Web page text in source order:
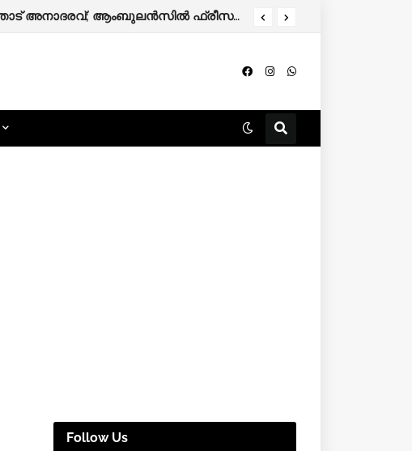
രക്ഷാപ്രവർത്തനത്തിനിടെ മരിച്ച ആർ. രാജേഷിന്റെ മൃതദേഹത്തോട് അനാദരവ്; ആംബുലൻസിൽ ഫ്രീസർ സംവിധാനം ഇല്ല.
Follow Us